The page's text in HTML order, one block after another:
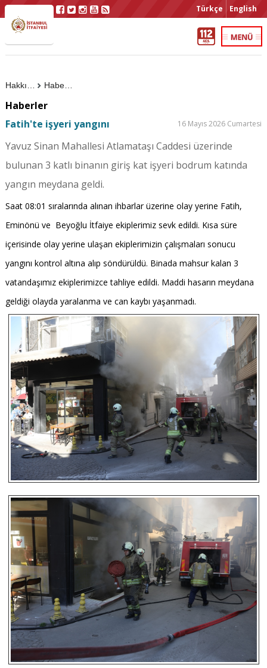
Türkçe English
Haberler
Haberler
Fatih'te işyeri yangını
16 Mayıs 2026 Cumartesi
Yavuz Sinan Mahallesi Atlamataşı Caddesi üzerinde
bulunan 3 katlı binanın giriş kat işyeri bodrum katında
yangın meydana geldi.
Saat 08:01 sıralarında alınan ihbarlar üzerine olay yerine Fatih,
Eminönü ve Beyoğlu İtfaiye ekiplerimiz sevk edildi. Kısa süre
içerisinde olay yerine ulaşan ekiplerimizin çalışmaları sonucu
yangını kontrol altına alıp söndürüldü. Binada mahsur kalan 3
vatandaşımız ekiplerimizce tahliye edildi. Maddi hasarın meydana
geldiği olayda yaralanma ve can kaybı yaşanmadı.